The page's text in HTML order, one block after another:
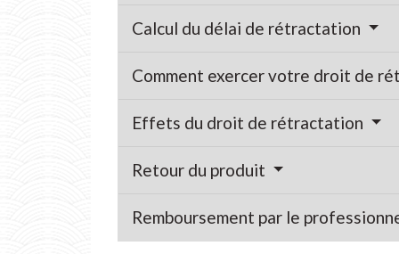
Calcul du délai de rétractation
Comment exercer votre droit de
Effets du droit de rétractation
Retour du produit
Remboursement par le